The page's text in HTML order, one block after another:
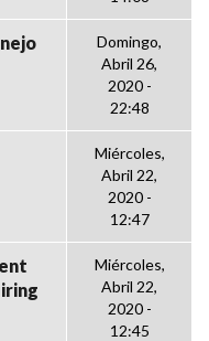
Domingo,
Abril 26,
2020 -
22:48
Miércoles,
Abril 22,
2020 -
12:47
Miércoles,
Abril 22,
2020 -
12:45